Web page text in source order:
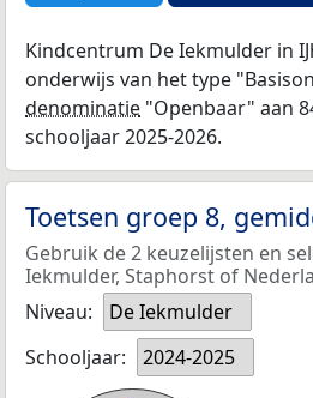
Kindcentrum De Iekmulder in
onderwijs van het type
denominatie "Openbaar" aan
schooljaar 2025-2026.
Toetsen groep 8,
Gebruik de 2 keuzelijsten en
Iekmulder, Staphorst of
Niveau:
De Iekmulder
Schooljaar:
2024-2025